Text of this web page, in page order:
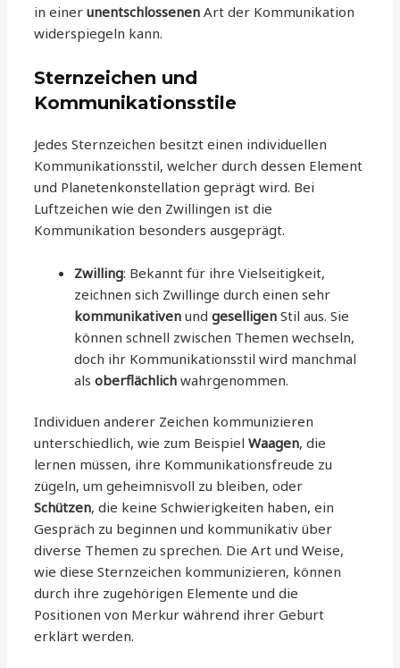
in einerunentschlossenen Art der Kommunikation
widerspiegeln kann.
Sternzeichen und
Kommunikationsstile
Jedes Sternzeichen besitzt einen individuellen
Kommunikationsstil, welcher durch dessen Element
und Planetenkonstellation geprägt wird. Bei
Luftzeichen wie den Zwillingen ist die
Kommunikation besonders ausgeprägt.
Zwilling: Bekannt für ihre Vielseitigkeit,
zeichnen sich Zwillinge durch einen sehr
kommunikativen undgeselligen Stil aus. Sie
können schnell zwischen Themen wechseln,
doch ihr Kommunikationsstil wird manchmal
alsoberflächlich wahrgenommen.
Individuen anderer Zeichen kommunizieren
unterschiedlich, wie zum BeispielWaagen, die
lernen müssen, ihre Kommunikationsfreude zu
zügeln, um geheimnisvoll zu bleiben, oder
Schützen, die keine Schwierigkeiten haben, ein
Gespräch zu beginnen und kommunikativ über
diverse Themen zu sprechen. Die Art und Weise,
wie diese Sternzeichen kommunizieren, können
durch ihre zugehörigen Elemente und die
Positionen von Merkur während ihrer Geburt
erklärt werden.